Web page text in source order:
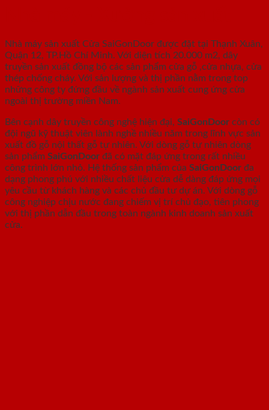
Nhà máy sản xuất Cửa SaiGonDoor được đặt tại Thạnh Xuân,
Quận 12, TP.Hồ Chí Minh. Với diện tích 20.000 m2, dây
truyền sản xuất đồng bộ các sản phẩm cửa gỗ ,cửa nhựa, cửa
thép chống cháy. Với sản lượng và thị phần nằm trong top
những công ty đứng đầu về ngành sản xuất cung ứng cửa
ngoài thị trường miền Nam.
Bên cạnh dây truyền công nghệ hiện đại, SaiGonDoor còn có
đội ngũ kỹ thuật viên lành nghề nhiều năm trong lĩnh vực sản
xuất đồ gỗ nội thất gỗ tự nhiên. Với dòng gỗ tự nhiên dòng
sản phẩm SaiGonDoor đã có mặt đáp ứng trong rất nhiều
công trình lớn nhỏ. Hệ thống sản phẩm của SaiGonDoor đa
dạng phong phú với nhiều chất liệu cửa dễ dàng đáp ứng mọi
yêu cầu từ khách hàng và các chủ đầu tư dự án. Với dòng gỗ
công nghiệp chịu nước đang chiếm vị trí chủ đạo, tiên phong
với thị phần dẫn đầu trong toàn ngành kinh doanh sản xuất
cửa.